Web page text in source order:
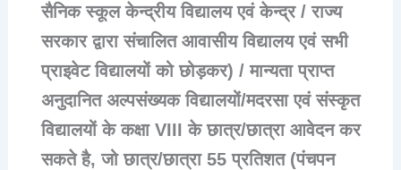
सैनिक स्कूल केन्द्रीय विद्यालय एवं केन्द्र / राज्य
सरकार द्वारा संचालित आवासीय विद्यालय एवं सभी
प्राइवेट विद्यालयों को छोड़कर) / मान्यता प्राप्त
अनुदानित अल्पसंख्यक विद्यालयों/मदरसा एवं संस्कृत
विद्यालयों के कक्षा VIII के छात्र/छात्रा आवेदन कर
सकते है, जो छात्र/छात्रा 55 प्रतिशत (पंचपन